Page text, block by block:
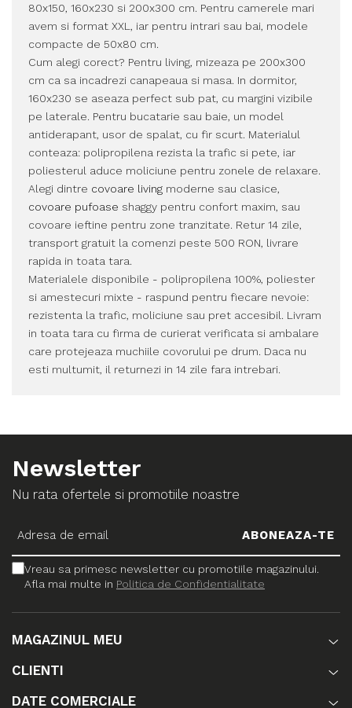
80x150, 160x230 si 200x300 cm. Pentru camerele mari
avem si format XXL, iar pentru intrari sau bai, modele
compacte de 50x80 cm.
Cum alegi corect? Pentru living, mizeaza pe 200x300
cm ca sa incadrezi canapeaua si masa. In dormitor,
160x230 se aseaza perfect sub pat, cu margini vizibile
pe laterale. Pentru bucatarie sau baie, un model
antiderapant, usor de spalat, cu fir scurt. Materialul
conteaza: polipropilena rezista la trafic si pete, iar
poliesterul aduce moliciune pentru zonele de relaxare.
Alegi dintre covoare livingmoderne sau clasice,
covoare pufoase shaggy pentru confort maxim, sau
covoare ieftine pentru zone tranzitate. Retur 14 zile,
transport gratuit la comenzi peste 500 RON, livrare
rapida in toata tara.
Materialele disponibile - polipropilena 100%, poliester
si amestecuri mixte - raspund pentru fiecare nevoie:
rezistenta la trafic, moliciune sau pret accesibil. Livram
in toata tara cu firma de curierat verificata si ambalare
care protejeaza muchiile covorului pe drum. Daca nu
esti multumit, il returnezi in 14 zile fara intrebari.
Newsletter
Nu rata ofertele si promotiile noastre
Vreau sa primesc newsletter cu promotiile magazinului.
Afla mai multe in Politica de Confidentialitate
MAGAZINUL MEU
CLIENTI
DATE COMERCIALE